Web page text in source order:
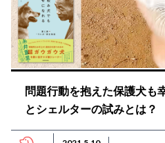
問題行動を抱えた保護犬も
とシェルターの試みとは？